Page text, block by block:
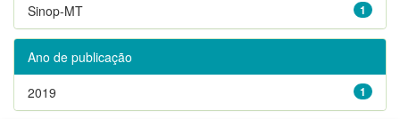
1
Sinop-MT
Ano de publicação
1
2019